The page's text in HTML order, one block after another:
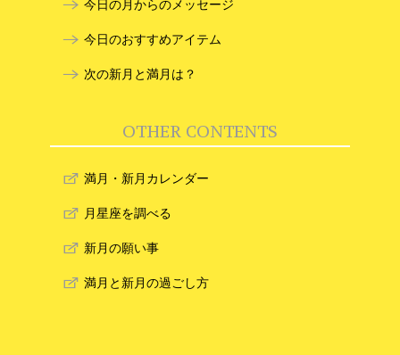
今日の月からのメッセージ
今日のおすすめアイテム
次の新月と満月は？
OTHER CONTENTS
満月・新月カレンダー
月星座を調べる
新月の願い事
満月と新月の過ごし方